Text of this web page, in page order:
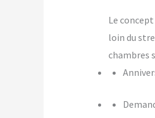
Le
loin du
chambres